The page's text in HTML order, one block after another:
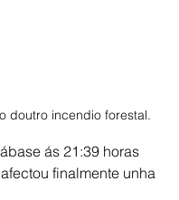
doutro incendio forestal.
ás 21:39 horas
finalmente unha